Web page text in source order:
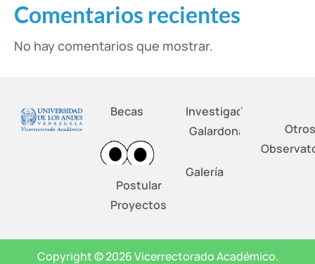
Comentarios recientes
No hay comentarios que mostrar.
Becas
Postular
Proyectos
Investigadores
Galardonados
Galería
Otros
Copyright © 2026 Vicerrectorado Académico.